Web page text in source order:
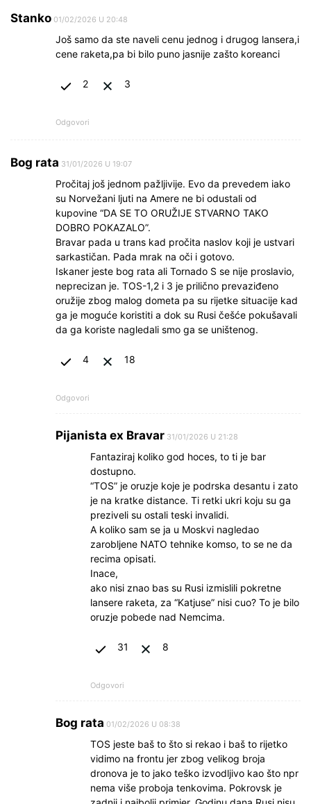
Stanko 01/02/2026 U 20:48
Još samo da ste naveli cenu jednog i drugog lansera,i
cene raketa,pa bi bilo puno jasnije zašto koreanci
2 3
Odgovori
Bog rata 31/01/2026 U 19:07
Pročitaj još jednom pažljivije. Evo da prevedem iako
su Norvežani ljuti na Amere ne bi odustali od
kupovine “DA SE TO ORUŽIJE STVARNO TAKO
DOBRO POKAZALO”.
Bravar pada u trans kad pročita naslov koji je ustvari
sarkastičan. Pada mrak na oči i gotovo.
Iskaner jeste bog rata ali Tornado S se nije proslavio,
neprecizan je. TOS-1,2 i 3 je prilično prevaziđeno
oružije zbog malog dometa pa su rijetke situacije kad
ga je moguće koristiti a dok su Rusi češće pokušavali
da ga koriste nagledali smo ga se uništenog.
4 18
Odgovori
Pijanista ex Bravar 31/01/2026 U 21:28
Fantaziraj koliko god hoces, to ti je bar
dostupno.
“TOS” je oruzje koje je podrska desantu i zato
je na kratke distance. Ti retki ukri koju su ga
preziveli su ostali teski invalidi.
A koliko sam se ja u Moskvi nagledao
zarobljene NATO tehnike komso, to se ne da
recima opisati.
Inace,
ako nisi znao bas su Rusi izmislili pokretne
lansere raketa, za “Katjuse” nisi cuo? To je bilo
oruzje pobede nad Nemcima.
31 8
Odgovori
Bog rata 01/02/2026 U 08:38
TOS jeste baš to što si rekao i baš to rijetko
vidimo na frontu jer zbog velikog broja
dronova je to jako teško izvodljivo kao što npr
nema više proboja tenkovima. Pokrovsk je